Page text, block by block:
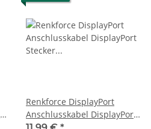
Renkforce DisplayPort
Anschlusskabel DisplayPort
Stecker 1.8 meter